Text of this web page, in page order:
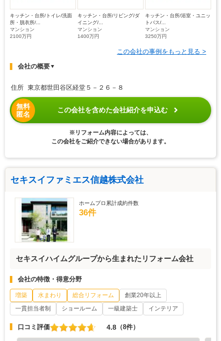
キッチン・台所/トイレ/洗面
所・脱衣所/...
マンション
2100万円
キッチン・台所/リビング/ダ
イニング/...
マンション
1400万円
キッチン・台所/浴室・ユニッ
トバス/...
マンション
3250万円
この会社の事例をもっと見る >
会社の概要▼
住所 東京都世田谷区経堂５－２６－８
無料
匿名
この会社を含めた会社紹介を申込む
※リフォーム内容によっては、
この会社をご紹介できない場合があります。
セキスイファミエス信越株式会社
ホームプロ累計成約件数
36件
セキスイハイムグループから生まれたリフォーム会社
会社の特徴・得意分野
増築 水まわり 総合リフォーム
創業20年以上
一貫担当者制
ショールーム 一級建築士 インテリア
口コミ評価 4.8 （8件）